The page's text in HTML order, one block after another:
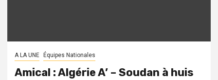
A LA UNE Équipes Nationales
Amical : Algérie A’ – Soudan à huis